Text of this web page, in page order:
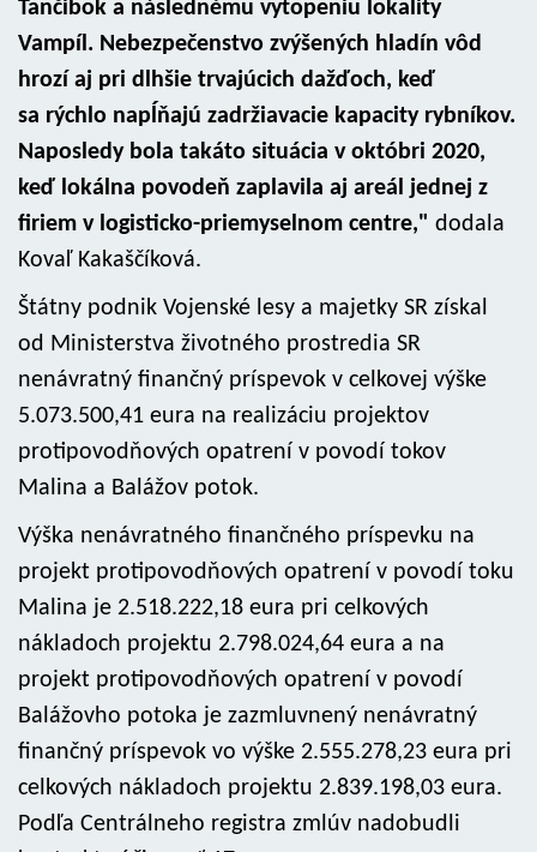
Tančibok a následnému vytopeniu lokality
Vampíl. Nebezpečenstvo zvýšených hladín vôd
hrozí aj pri dlhšie trvajúcich dažďoch, keď
sa rýchlo napĺňajú zadržiavacie kapacity rybníkov.
Naposledy bola takáto situácia v októbri 2020,
keď lokálna povodeň zaplavila aj areál jednej z
firiem v logisticko-priemyselnom centre," dodala
Kovaľ Kakaščíková.
Štátny podnik Vojenské lesy a majetky SR získal
od Ministerstva životného prostredia SR
nenávratný finančný príspevok v celkovej výške
5.073.500,41 eura na realizáciu projektov
protipovodňových opatrení v povodí tokov
Malina a Balážov potok.
Výška nenávratného finančného príspevku na
projekt protipovodňových opatrení v povodí toku
Malina je 2.518.222,18 eura pri celkových
nákladoch projektu 2.798.024,64 eura a na
projekt protipovodňových opatrení v povodí
Balážovho potoka je zazmluvnený nenávratný
finančný príspevok vo výške 2.555.278,23 eura pri
celkových nákladoch projektu 2.839.198,03 eura.
Podľa Centrálneho registra zmlúv nadobudli